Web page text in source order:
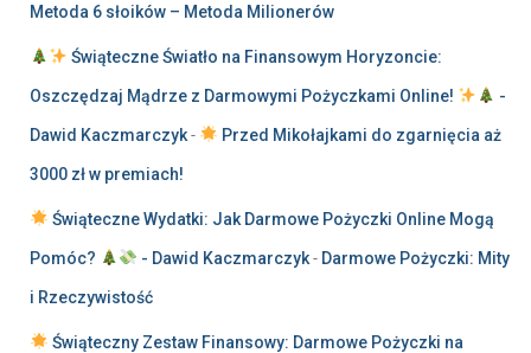
Metoda 6 słoików – Metoda Milionerów
Świąteczne Światło na Finansowym Horyzoncie:
Oszczędzaj Mądrze z Darmowymi Pożyczkami Online! -
Dawid Kaczmarczyk- Przed Mikołajkami do zgarnięcia aż
3000 zł w premiach!
Świąteczne Wydatki: Jak Darmowe Pożyczki Online Mogą
Pomóc? - Dawid Kaczmarczyk- Darmowe Pożyczki: Mity
i Rzeczywistość
Świąteczny Zestaw Finansowy: Darmowe Pożyczki na